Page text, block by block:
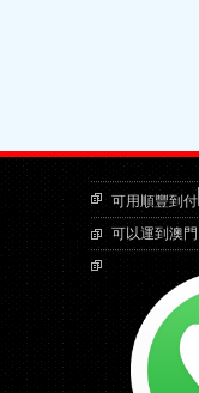
可用順豐到付
可以運到澳門